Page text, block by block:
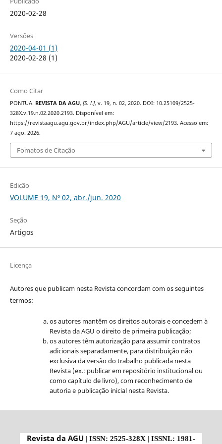
2020-02-28
Versões
2020-04-01 (1)
2020-02-28 (1)
Como Citar
PONTUA. REVISTA DA AGU, [S. l.], v. 19, n. 02, 2020. DOI: 10.25109/2525-
328X.v.19.n.02.2020.2193. Disponível em:
https://revistaagu.agu.gov.br/index.php/AGU/article/view/2193. Acesso em:
7 ago. 2026.
Fomatos de Citação
Edição
VOLUME 19, Nº 02, abr./jun. 2020
Seção
Artigos
Licença
Autores que publicam nesta Revista concordam com os seguintes
termos:
os autores mantêm os direitos autorais e concedem à
Revista da AGU o direito de primeira publicação;
os autores têm autorização para assumir contratos
adicionais separadamente, para distribuição não
exclusiva da versão do trabalho publicada nesta
Revista (ex.: publicar em repositório institucional ou
como capítulo de livro), com reconhecimento de
autoria e publicação inicial nesta Revista.
Revista da AGU | ISSN: 2525-328X | ISSNL: 1981-